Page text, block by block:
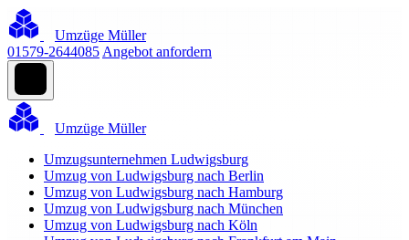
Umzüge Müller
01579-2644085 Angebot anfordern
Umzüge Müller
Umzugsunternehmen Ludwigsburg
Umzug von Ludwigsburg nach Berlin
Umzug von Ludwigsburg nach Hamburg
Umzug von Ludwigsburg nach München
Umzug von Ludwigsburg nach Köln